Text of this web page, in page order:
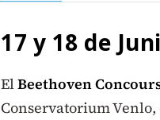
17 y 18 de
ElBeethoven
Conservatorium